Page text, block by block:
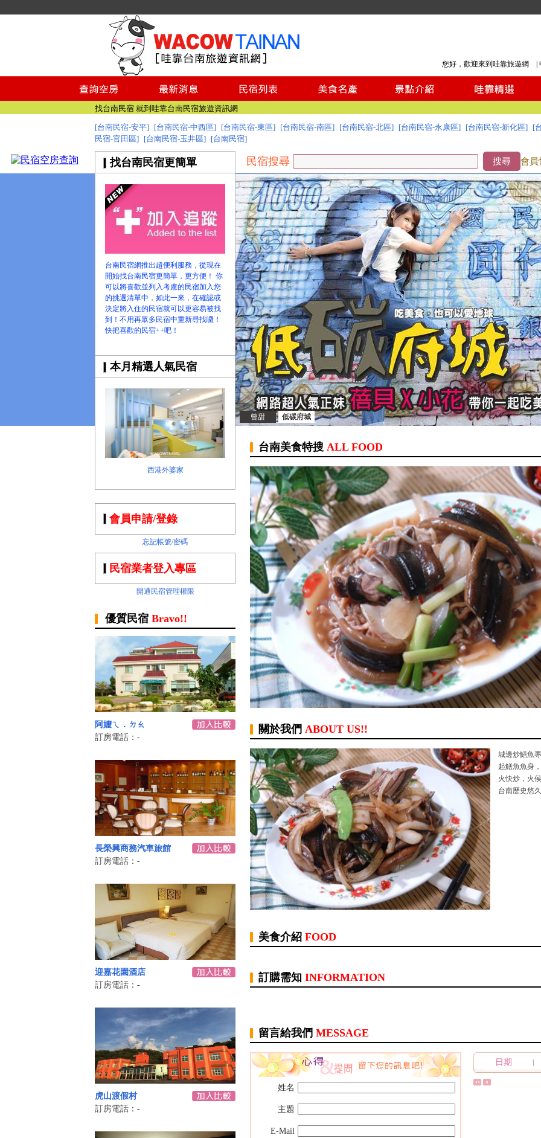
您好，歡迎來到哇靠旅遊網 |
台南民宿
台南美食 盡在哇靠台南旅遊網
找台南民宿 就到哇靠台南民宿旅遊資訊網
台南旅遊網全新登場!
台南民宿
台南美食 盡在哇靠台南旅遊網
找台南民宿 就到哇靠台南民宿旅遊資訊網
台南旅遊網全新登場!
[台南民宿-安平] [台南民宿-中西區] [台南民宿-東區] [台南民宿-南區] [台南民宿-北區] [台南民宿-永康區] [台南民宿-新化區] [
民宿-官田區] [台南民宿-玉井區] [台南民宿]
找台南民宿更簡單
台南民宿網推出超便利服務，從現在
開始找台南民宿更簡單，更方便！ 你
可以將喜歡並列入考慮的民宿加入您
的挑選清單中，如此一來，在確認或
決定將入住的民宿就可以更容易被找
到！不用再眾多民宿中重新尋找囉！
快把喜歡的民宿++吧！
本月精選人氣民宿
西港外婆家
曾甜 低碳府城
民宿搜尋 搜尋 會員
會員申請/登錄
忘記帳號/密碼
民宿業者登入專區
開通民宿管理權限
優質民宿 Bravo!!
阿嬤ㄟ．ㄉㄠ
訂房電話：-
長榮興商務汽車旅館
訂房電話：-
迎嘉花園酒店
訂房電話：-
虎山渡假村
訂房電話：-
台南美食特搜 ALL FOOD
關於我們 ABOUT US!!
城邊炒鱔魚
起鱔魚魚身
火快炒，火
台南歷史悠
美食介紹 FOOD
訂購需知 INFORMATION
留言給我們 MESSAGE
姓名
主題
E-Mail
日期